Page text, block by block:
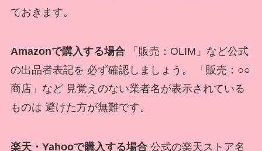
ておきます。
Amazonで購入する場合「販売：OLIM」など公式
の出品者表記を 必ず確認しましょう。 「販売：○○
商店」など 見覚えのない業者名が表示されている
ものは 避けた方が無難です。
楽天・Yahooで購入する場合公式の楽天ストア名